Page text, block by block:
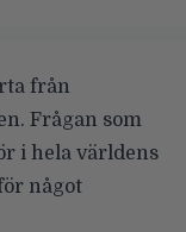
från
Frågan som
i hela världens
något